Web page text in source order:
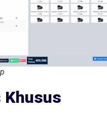
Khusus